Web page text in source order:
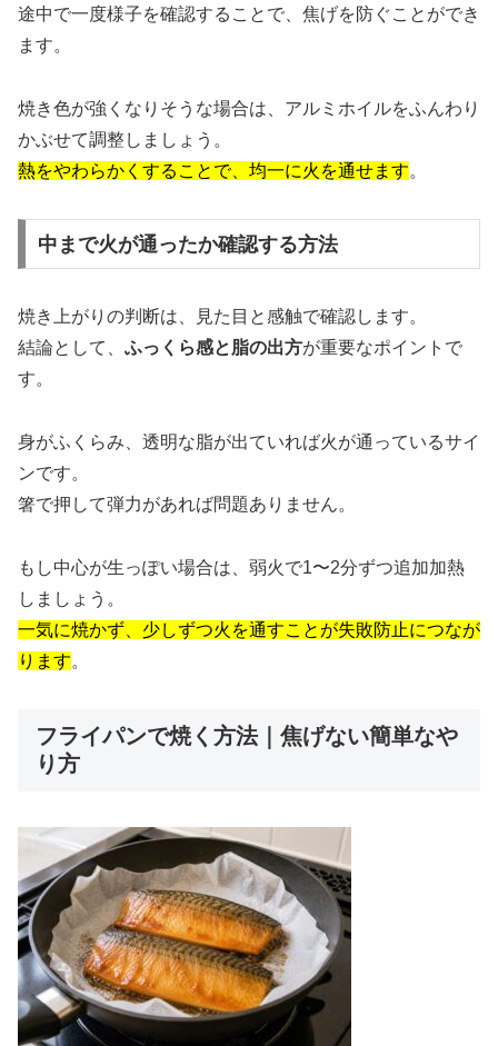
途中で一度様子を確認することで、焦げを防ぐことができ
ます。
焼き色が強くなりそうな場合は、アルミホイルをふんわり
かぶせて調整しましょう。
熱をやわらかくすることで、均一に火を通せます。
中まで火が通ったか確認する方法
焼き上がりの判断は、見た目と感触で確認します。
結論として、 ふっくら感と脂の出方が重要なポイントで
す。
身がふくらみ、透明な脂が出ていれば火が通っているサイ
ンです。
箸で押して弾力があれば問題ありません。
もし中心が生っぽい場合は、弱火で1〜2分ずつ追加加熱
しましょう。
一気に焼かず、少しずつ火を通すことが失敗防止につなが
ります。
フライパンで焼く方法｜焦げない簡単なや
り方